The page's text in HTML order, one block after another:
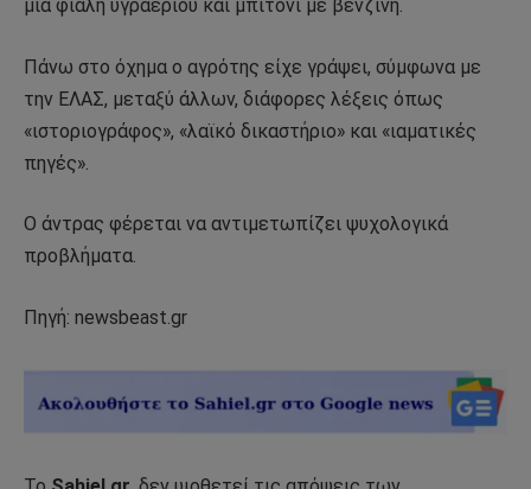
μία φιάλη υγραερίου και μπιτόνι με βενζίνη.
Πάνω στο όχημα ο αγρότης είχε γράψει, σύμφωνα με
την ΕΛΑΣ, μεταξύ άλλων, διάφορες λέξεις όπως
«ιστοριογράφος», «λαϊκό δικαστήριο» και «ιαματικές
πηγές».
Ο άντρας φέρεται να αντιμετωπίζει ψυχολογικά
προβλήματα.
Πηγή: newsbeast.gr